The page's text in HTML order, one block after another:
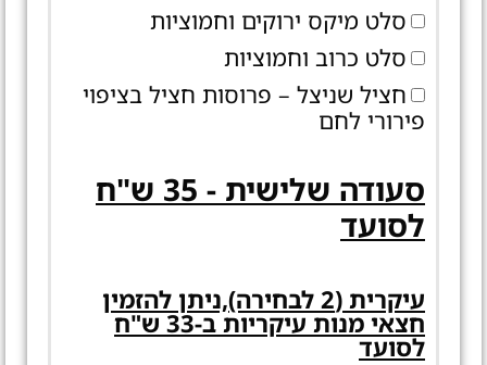
סלט מיקס ירוקים וחמוציות
סלט כרוב וחמוציות
חציל שניצל – פרוסות חציל בציפוי
פירורי לחם
סעודה שלישית - 35 ש"ח
לסועד
עיקרית (2 לבחירה),ניתן להזמין
חצאי מנות עיקריות ב-33 ש"ח
לסועד